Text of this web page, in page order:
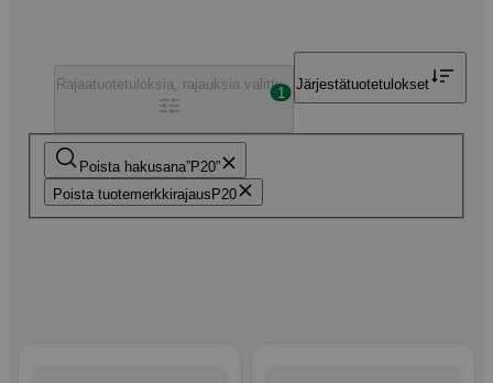
Poista hakusana P20
Poista tuotemerkkirajaus P20
Rajaatuotetuloksia, rajauksia valittu
1
Järjestätuotetulokset